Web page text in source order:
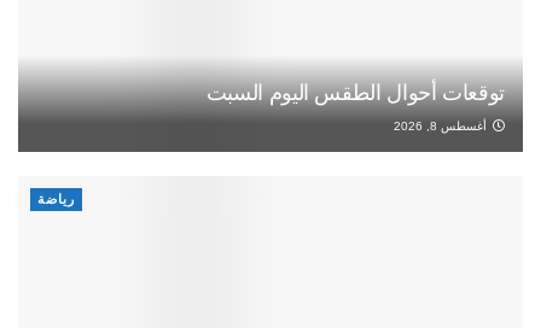
توقعات أحوال الطقس اليوم السبت
أغسطس 8, 2026
رياضة